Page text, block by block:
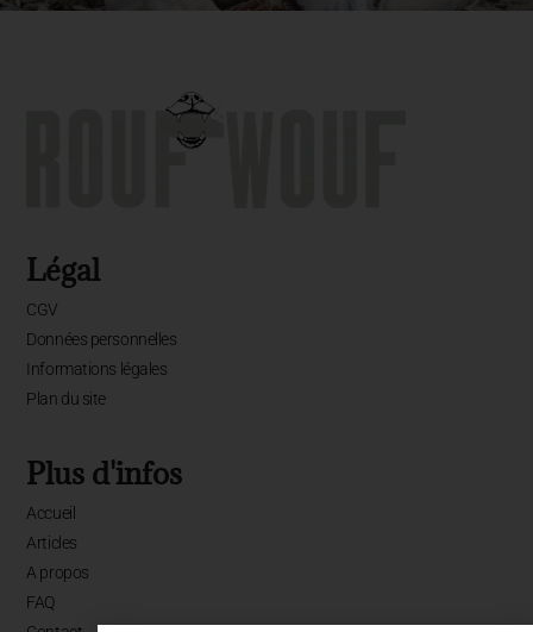
Légal
CGV
Données personnelles
Informations légales
Plan du site
Plus d'infos
Accueil
Articles
A propos
FAQ